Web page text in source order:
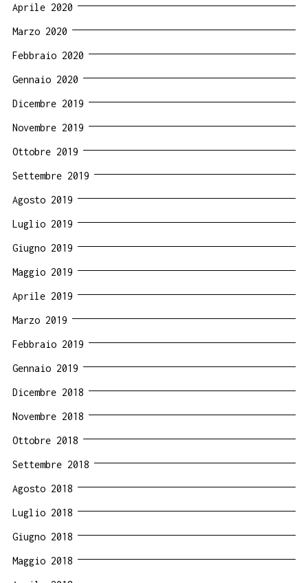
Aprile 2020
Marzo 2020
Febbraio 2020
Gennaio 2020
Dicembre 2019
Novembre 2019
Ottobre 2019
Settembre 2019
Agosto 2019
Luglio 2019
Giugno 2019
Maggio 2019
Aprile 2019
Marzo 2019
Febbraio 2019
Gennaio 2019
Dicembre 2018
Novembre 2018
Ottobre 2018
Settembre 2018
Agosto 2018
Luglio 2018
Giugno 2018
Maggio 2018